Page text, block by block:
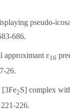
pseudo-
686.
approximant ε16
26.
[3Fe2S] complex
226.